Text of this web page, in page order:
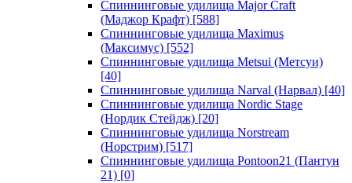
Спиннинговые удилища Major Craft
(Маджор Крафт) [588]
Спиннинговые удилища Maximus
(Максимус) [552]
Спиннинговые удилища Metsui (Метсуи)
[40]
Спиннинговые удилища Narval (Нарвал) [40]
Спиннинговые удилища Nordic Stage
(Нордик Стейдж) [20]
Спиннинговые удилища Norstream
(Норстрим) [517]
Спиннинговые удилища Pontoon21 (Пантун
21) [0]